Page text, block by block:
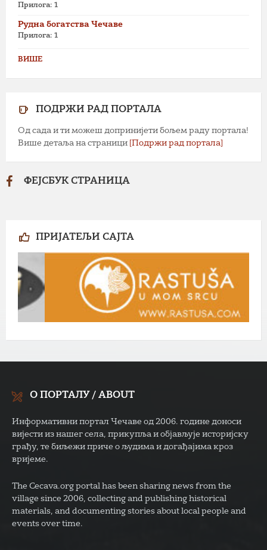
Прилога: 1
Рудна богатства Чечаве
Прилога: 1
ВИШЕ
ПОДРЖИ РАД ПОРТАЛА
Од сада и ти можеш допринијети бољем раду портала!
Више детаља на страници [Подржи рад портала]
ФЕЈСБУК СТРАНИЦА
ПРИЈАТЕЉИ САЈТА
О ПОРТАЛУ / ABOUT
Информативни портал Чечаве од 2006. године доноси
вијести из нашег села, прикупља и објављује историјску
грађу, те биљежи приче о људима и догађајима кроз
вријеме.
The Cecava.org portal has been sharing news from the
village since 2006, collecting and publishing historical
materials, and documenting stories about local people and
events over time.